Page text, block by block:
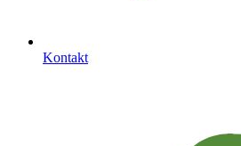
Kontakt